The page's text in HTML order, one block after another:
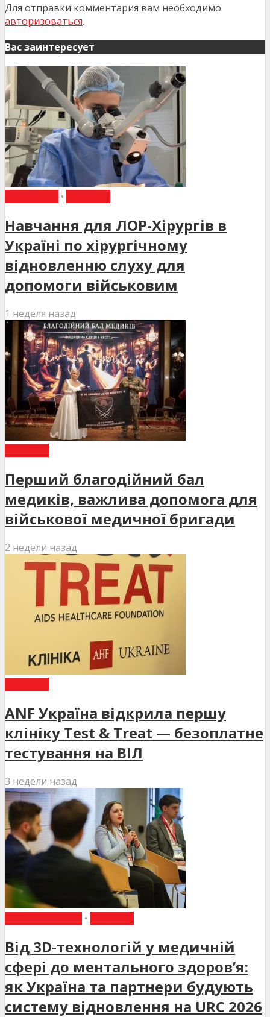
Для отправки комментария вам необходимо
авторизоваться.
Вас заинтересует
•
Навчання для ЛОР-Хірургів в
Україні по хірургічному
відновленню слуху для
допомоги військовим
1 неделя назад
Перший благодійний бал
медиків, важлива допомога для
військової медичної бригади
2 недели назад
ANF Україна відкрила першу
клініку Test & Treat — безоплатне
тестування на ВІЛ
3 недели назад
•
Від 3D-технологій у медичній
сфері до ментального здоров’я:
як Україна та партнери будують
систему відновлення на URC 2026